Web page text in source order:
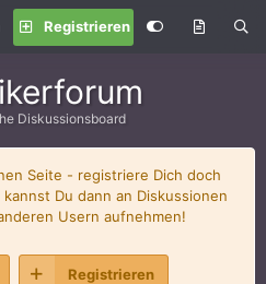
Registrieren
Diskussionsboard
Seite - registriere Dich doch
Du dann an Diskussionen
Usern aufnehmen!
Registrieren